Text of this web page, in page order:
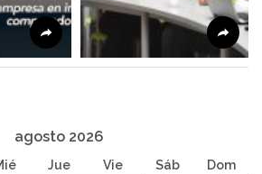
agosto 2026
Jue Vie Sáb
Dom